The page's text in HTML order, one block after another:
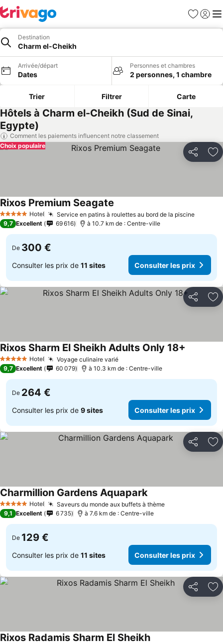
Favoris
Se
Destination
Charm el-Cheikh
Arrivée/départ
Dates
Personnes et chambres
2 personnes, 1 chambre
Trier Filtrer Carte
Hôtels à Charm el-Cheikh (Sud de Sinai,
Egypte)
Comment les paiements influencent notre classement
Partager
Choix populaire
5 Étoiles Hotel Service en patins à roulettes au bord de la piscine
Rixos Premium Seagate
9,7 Excellent 69 616 à 10.7 km de : Centre-ville
De 300 €
Consulter les prix de 11 sites Consulter les prix
Partager
5 Étoiles Hotel Voyage culinaire varié
Rixos Sharm El Sheikh Adults Only 18+
9,7 Excellent 60 079 à 10.3 km de : Centre-ville
De 264 €
Consulter les prix de 9 sites Consulter les prix
Partager
5 Étoiles Hotel Saveurs du monde aux buffets à thème
Charmillion Gardens Aquapark
9,1 Excellent 6 735 à 7.6 km de : Centre-ville
De 129 €
Consulter les prix de 11 sites Consulter les prix
Partager
Rixos Radamis Sharm El Sheikh